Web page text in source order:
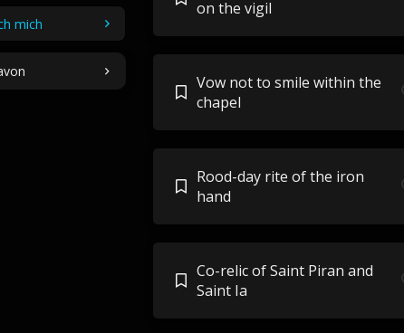
mich
on the vigil
Vow not to smile within the
chapel
Rood-day rite of the iron
hand
Co-relic of Saint Piran and
Saint Ia